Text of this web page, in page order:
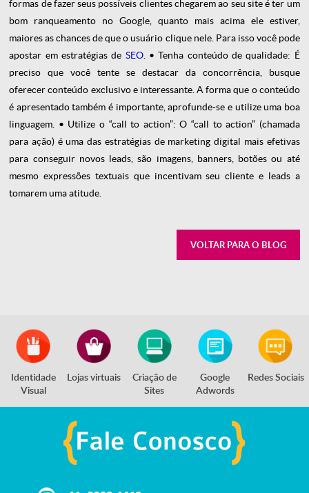
formas de fazer seus possíveis clientes chegarem ao seu site é ter um
bom ranqueamento no Google, quanto mais acima ele estiver,
maiores as chances de que o usuário clique nele. Para isso você pode
apostar em estratégias de SEO. • Tenha conteúdo de qualidade: É
preciso que você tente se destacar da concorrência, busque
oferecer conteúdo exclusivo e interessante. A forma que o conteúdo
é apresentado também é importante, aprofunde-se e utilize uma boa
linguagem. • Utilize o “call to action”:O “call to action” (chamada
para ação) é uma das estratégias de marketing digital mais efetivas
para conseguir novos leads, são imagens, banners, botões ou até
mesmo expressões textuais que incentivam seu cliente e leads a
tomarem uma atitude.
VOLTAR PARA O BLOG
Identidade
Visual
Lojas virtuais
Criação de
Sites
Google
Adwords
Redes Sociais